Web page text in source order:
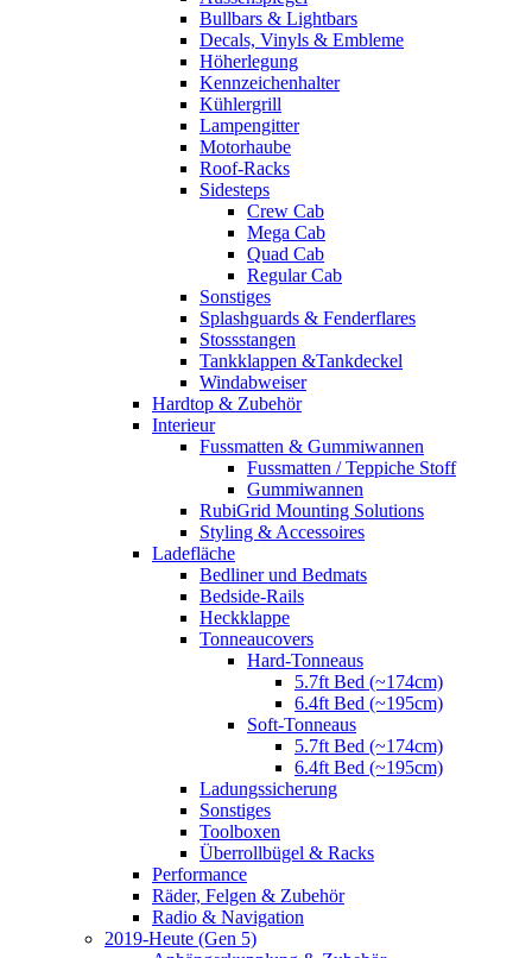
Bullbars & Lightbars
Decals, Vinyls & Embleme
Höherlegung
Kennzeichenhalter
Kühlergrill
Lampengitter
Motorhaube
Roof-Racks
Sidesteps
Crew Cab
Mega Cab
Quad Cab
Regular Cab
Sonstiges
Splashguards & Fenderflares
Stossstangen
Tankklappen &Tankdeckel
Windabweiser
Hardtop & Zubehör
Interieur
Fussmatten & Gummiwannen
Fussmatten / Teppiche Stoff
Gummiwannen
RubiGrid Mounting Solutions
Styling & Accessoires
Ladefläche
Bedliner und Bedmats
Bedside-Rails
Heckklappe
Tonneaucovers
Hard-Tonneaus
5.7ft Bed (~174cm)
6.4ft Bed (~195cm)
Soft-Tonneaus
5.7ft Bed (~174cm)
6.4ft Bed (~195cm)
Ladungssicherung
Sonstiges
Toolboxen
Überrollbügel & Racks
Performance
Räder, Felgen & Zubehör
Radio & Navigation
2019-Heute (Gen 5)